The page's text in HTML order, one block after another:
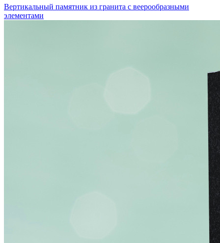
Вертикальный памятник из гранита с веерообразными
элементами